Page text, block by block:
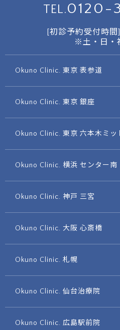
TEL.0120-
[初診予約受付時間]
※土・日・
Okuno Clinic. 東京 表参道
Okuno Clinic. 東京 銀座
Okuno Clinic. 東京 六本木ミッ
Okuno Clinic. 横浜 センター南
Okuno Clinic. 神戸 三宮
Okuno Clinic. 大阪 心斎橋
Okuno Clinic. 札幌
Okuno Clinic. 仙台治療院
Okuno Clinic. 広島駅前院